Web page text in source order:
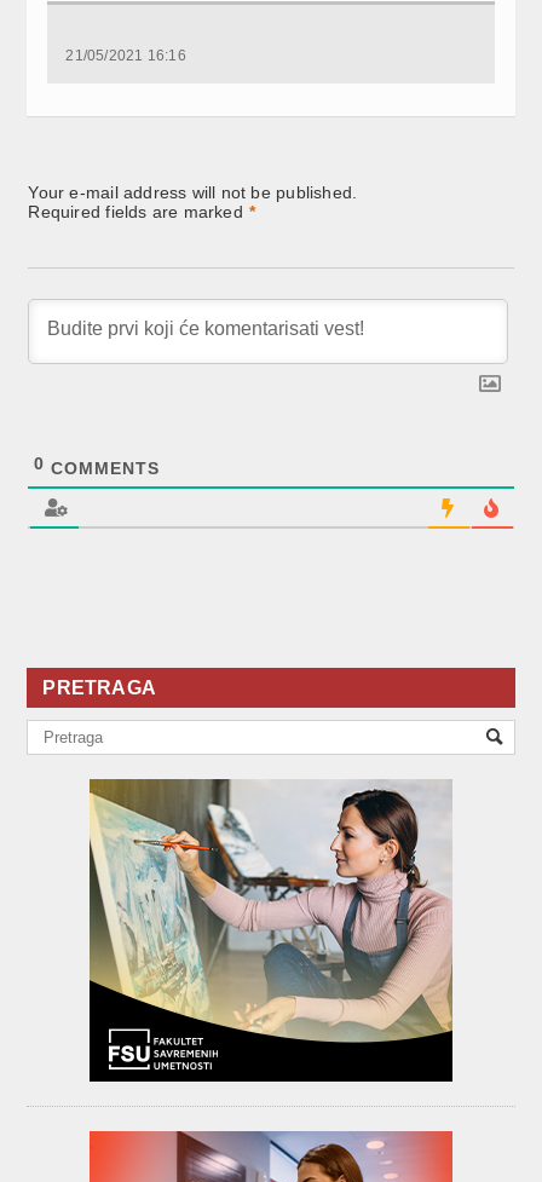
21/05/2021 16:16
Your e-mail address will not be published.
Required fields are marked *
0 COMMENTS
PRETRAGA